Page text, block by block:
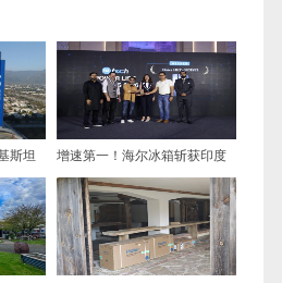
斯坦 增速第一！海尔冰箱斩获印度
HT Tech "最佳冰箱品牌"奖